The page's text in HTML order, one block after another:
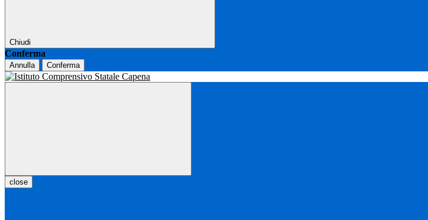
Chiudi
Conferma
Annulla Conferma
close